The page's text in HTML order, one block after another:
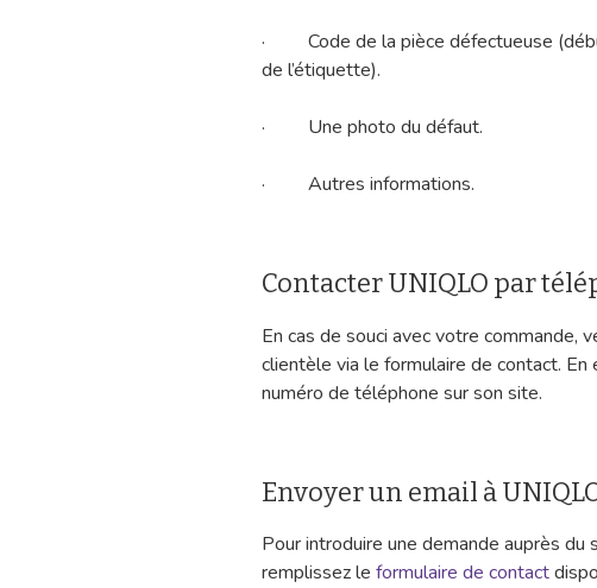
· Code de la pièce défectueuse
de l’étiquette).
· Une photo du défaut.
· Autres informations.
Contacter UNIQLO par
En cas de souci avec votre commande,
clientèle via le formulaire de contact.
numéro de téléphone sur son site.
Envoyer un email à
Pour introduire une demande auprès du
remplissez le formulaire de contact